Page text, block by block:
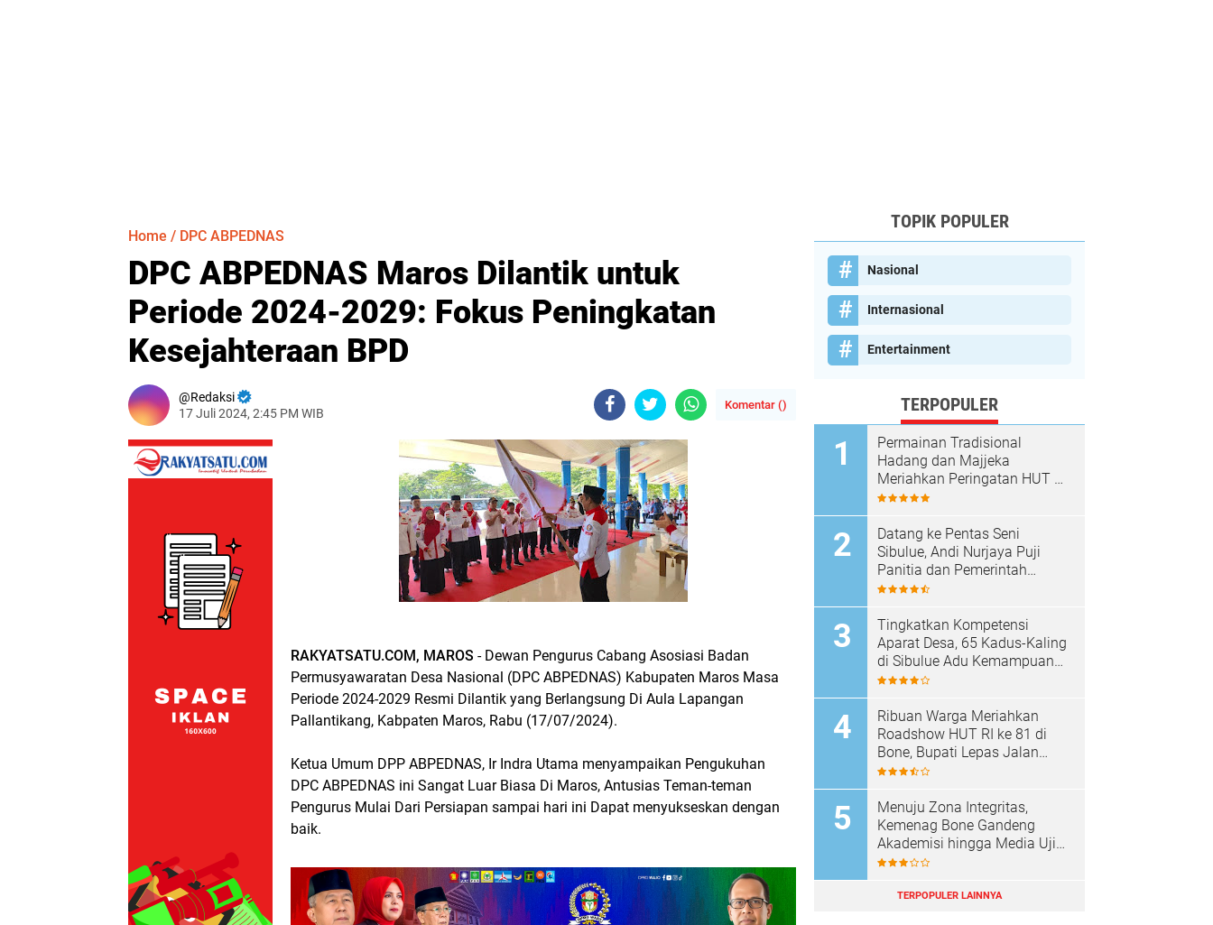
Home / DPC ABPEDNAS
DPC ABPEDNAS Maros Dilantik untuk
Periode 2024-2029: Fokus Peningkatan
Kesejahteraan BPD
Redaksi
17 Juli 2024, 2:45 PM WIB
Komentar ()
RAKYATSATU.COM, MAROS - Dewan Pengurus Cabang Asosiasi Badan
Permusyawaratan Desa Nasional (DPC ABPEDNAS) Kabupaten Maros Masa
Periode 2024-2029 Resmi Dilantik yang Berlangsung Di Aula Lapangan
Pallantikang, Kabpaten Maros, Rabu (17/07/2024).
Ketua Umum DPP ABPEDNAS, Ir Indra Utama menyampaikan Pengukuhan
DPC ABPEDNAS ini Sangat Luar Biasa Di Maros, Antusias Teman-teman
Pengurus Mulai Dari Persiapan sampai hari ini Dapat menyukseskan dengan
baik.
TOPIK POPULER
Nasional
Internasional
Entertainment
TERPOPULER
Permainan Tradisional
Hadang dan Majjeka
Meriahkan Peringatan HUT RI
di Sibulue
Datang ke Pentas Seni
Sibulue, Andi Nurjaya Puji
Panitia dan Pemerintah
Kecamatan
Tingkatkan Kompetensi
Aparat Desa, 65 Kadus-Kaling
di Sibulue Adu Kemampuan
Berpidato
Ribuan Warga Meriahkan
Roadshow HUT RI ke 81 di
Bone, Bupati Lepas Jalan
Santai
Menuju Zona Integritas,
Kemenag Bone Gandeng
Akademisi hingga Media Uji
Standar Pelayanan
TERPOPULER LAINNYA